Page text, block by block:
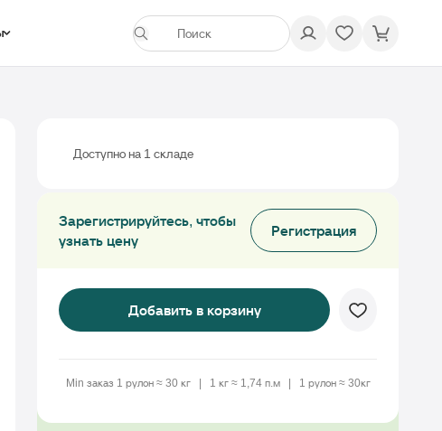
Доступно на 1 складе
Зарегистрируйтесь, чтобы
узнать цену
Регистрация
Добавить в корзину
Min заказ 1 рулон ≈ 30 кг 1 кг ≈ 1,74 п.м 1 рулон ≈ 30кг